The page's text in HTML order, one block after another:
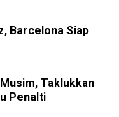
Barcelona Siap
Taklukkan
Penalti